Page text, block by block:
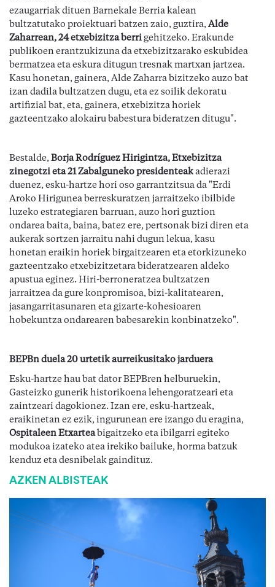
ezaugarriak dituen Barnekale Berria kalean
bultzatutako proiektuari batzen zaio, guztira, Alde
Zaharrean, 24 etxebizitza berri gehitzeko. Erakunde
publikoen erantzukizuna da etxebizitzarako eskubidea
bermatzea eta eskura ditugun tresnak martxan jartzea.
Kasu honetan, gainera, Alde Zaharra bizitzeko auzo bat
izan dadila bultzatzen dugu, eta ez soilik dekoratu
artifizial bat, eta, gainera, etxebizitza horiek
gazteentzako alokairu babestura bideratzen ditugu".
Bestalde, Borja Rodríguez Hirigintza, Etxebizitza
zinegotzi eta 21 Zabalguneko presidenteak adierazi
duenez, esku-hartze hori oso garrantzitsua da "Erdi
Aroko Hirigunea berreskuratzen jarraitzeko ibilbide
luzeko estrategiaren barruan, auzo hori guztion
ondarea baita, baina, batez ere, pertsonak bizi diren eta
aukerak sortzen jarraitu nahi dugun lekua, kasu
honetan eraikin horiek birgaitzearen eta etorkizuneko
gazteentzako etxebizitzetara bideratzearen aldeko
apustua eginez. Hiri-berroneratzea bultzatzen
jarraitzea da gure konpromisoa, bizi-kalitatearen,
jasangarritasunaren eta gizarte-kohesioaren
hobekuntza ondarearen babesarekin konbinatzeko".
BEPBn duela 20 urtetik aurreikusitako jarduera
Esku-hartze hau bat dator BEPBren helburuekin,
Gasteizko gunerik historikoena lehengoratzeari eta
zaintzeari dagokionez. Izan ere, esku-hartzeak,
eraikinetan ez ezik, ingurunean ere izango du eragina,
Ospitaleen Etxarteabigaitzeko eta ibilgarri egiteko
modukoa izateko atea irekiko bailuke, horma batzuk
kenduz eta desnibelak gaindituz.
AZKEN ALBISTEAK